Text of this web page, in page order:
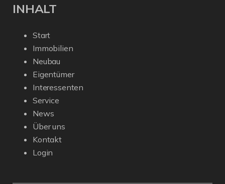
INHALT
Start
Immobilien
Neubau
Eigentümer
Interessenten
Service
News
Über uns
Kontakt
Login